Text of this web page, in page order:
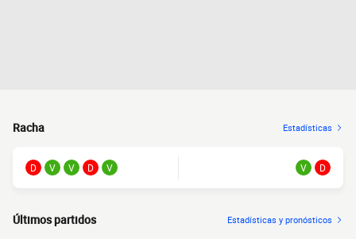
Racha Estadísticas
D V V D V V D
Últimos partidos Estadísticas y pronósticos